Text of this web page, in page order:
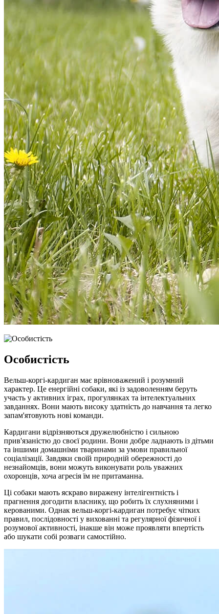
Особистість
Вельш-коргі-кардиган має врівноважений і розумний
характер. Це енергійні собаки, які із задоволенням беруть
участь у активних іграх, прогулянках та інтелектуальних
завданнях. Вони мають високу здатність до навчання та легко
запам'ятовують нові команди.
Кардигани відрізняються дружелюбністю і сильною
прив'язаністю до своєї родини. Вони добре ладнають із дітьми
та іншими домашніми тваринами за умови правильної
соціалізації. Завдяки своїй природній обережності до
незнайомців, вони можуть виконувати роль уважних
охоронців, хоча агресія їм не притаманна.
Ці собаки мають яскраво виражену інтелігентність і
прагнення догодити власнику, що робить їх слухняними і
керованими. Однак вельш-коргі-кардиган потребує чітких
правил, послідовності у вихованні та регулярної фізичної і
розумової активності, інакше він може проявляти впертість
або шукати собі розваги самостійно.